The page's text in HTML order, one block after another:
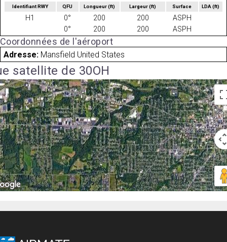
Identifiant RWY QFU Longueur(ft) Largeur(ft) Surface LDA(ft)
H1 0° 200 200
ASPH
0°
200 200 ASPH
Coordonnées de l'aéroport
Adresse: Mansfield United States
satellite de 30OH